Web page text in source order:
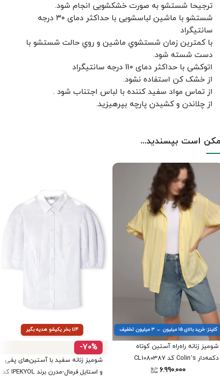
ترجیحا شستشو به صورت خشکشویی انجام شود.
شستشو با ماشین لباسشویی با حداکثر دمای ۳۰ درجه
سانتیگراد
با کمترين زمان شستشوي ماشين و روي حالت شستشو با
دست شسته شود.
اتوکشی با حداکثر دمای 110 درجه سانتیگراد
از خشک کن استفاده نشود.
از تماس مواد سفید کننده با لباس اجتناب شود .
از چلاندن و کشيدن پارچه بپرهيزيد.
است بپسندید...
کلینز: خرید بالای ۱۵ میلیون ← ۳ میلیون تخفیف
شومیز زنانه راه‌راه آستین کوتاه
دکمه‌دار Colin’s کد CL1080387
6.990.000
۴تا بخر یکیشو هدیه بگیر
-70%
شومیز زنانه سفید با آستین‌های پفی
و استایل فرمال-مدرن برند IPEKYOL کد